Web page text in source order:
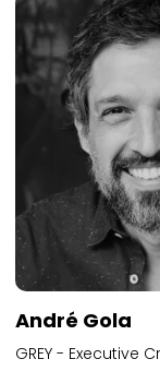
André Gola
GREY - Executive